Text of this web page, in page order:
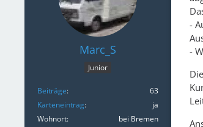
Marc_S
Junior
Beiträge
63
Karteneintrag
ja
Wohnort
bei Bremen
-
-